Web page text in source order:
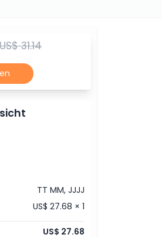
US$ 31.14
TT MM, JJJJ
US$ 27.68 × 1
US$ 27.68